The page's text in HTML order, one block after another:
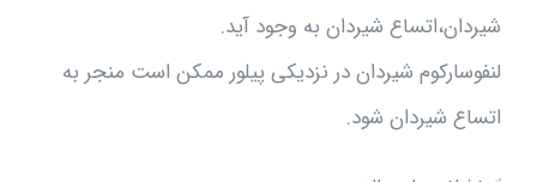
شیردان،اتساع شیردان به وجود آید.
لنفوسارکوم شیردان در نزدیکی پیلور ممکن است منجر به
اتساع شیردان شود.